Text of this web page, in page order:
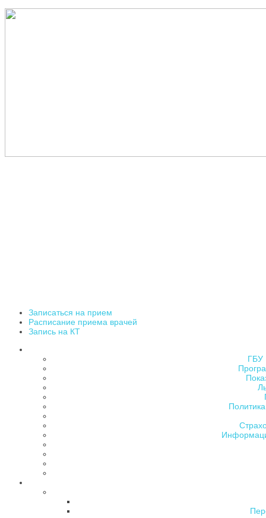
Записаться на прием
Расписание приема врачей
Запись на КТ
ГБУ